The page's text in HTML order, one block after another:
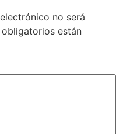
no será
están